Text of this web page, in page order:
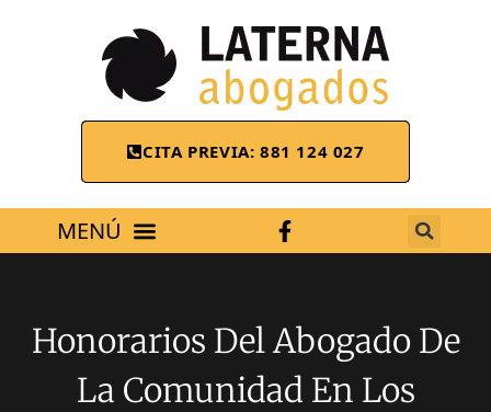
CITA PREVIA: 881 124 027
Honorarios Del Abogado De
La Comunidad En Los